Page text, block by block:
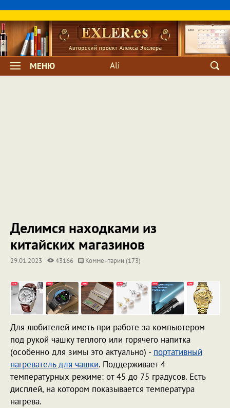
МЕНЮ Ali
Делимся находками из
китайских магазинов
29.01.2023 43166 Комментарии (173)
Для любителей иметь при работе за компьютером
под рукой чашку теплого или горячего напитка
(особенно для зимы это актуально) - портативный
нагреватель для чашки. Поддерживает 4
температурных режиме: от 45 до 75 градусов. Есть
дисплей, на котором показывается температура
нагрева.